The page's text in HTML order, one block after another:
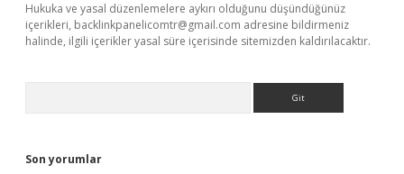
Hukuka ve yasal düzenlemelere aykırı olduğunu düşündüğünüz
içerikleri, backlinkpanelicomtr@gmail.com adresine bildirmeniz
halinde, ilgili içerikler yasal süre içerisinde sitemizden kaldırılacaktır.
Son yorumlar